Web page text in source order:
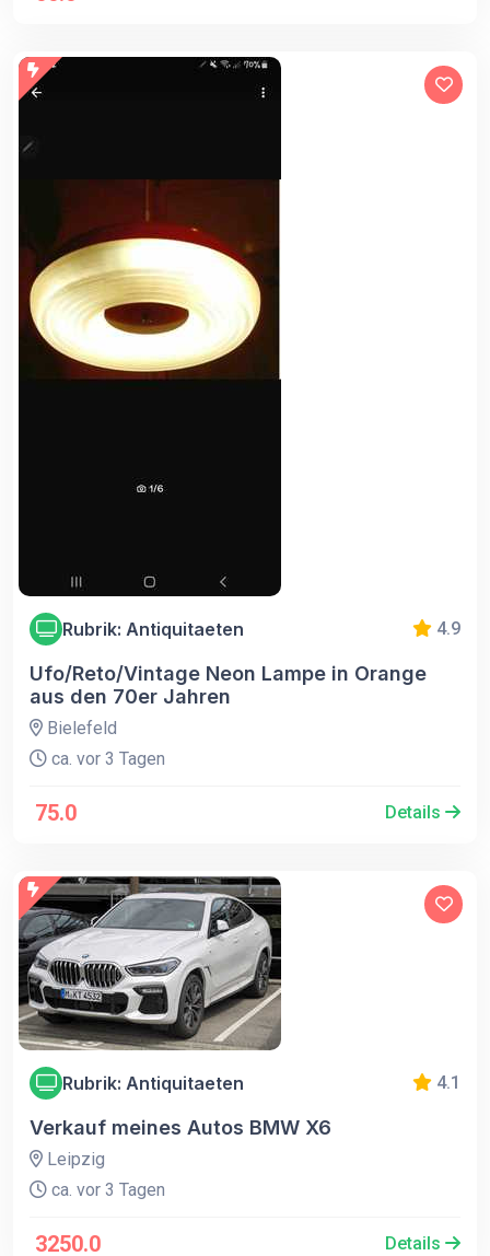
Rubrik: Antiquitaeten 4.9
Ufo/Reto/Vintage Neon Lampe in Orange
aus den 70er Jahren
Bielefeld
ca. vor 3 Tagen
75.0 Details
Rubrik: Antiquitaeten 4.1
Verkauf meines Autos BMW X6
Leipzig
ca. vor 3 Tagen
3250.0 Details